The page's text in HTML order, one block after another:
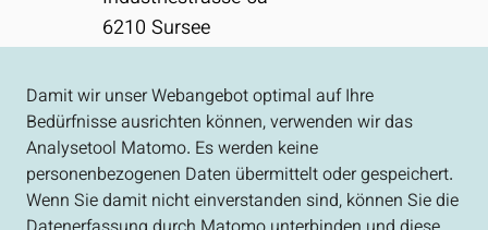
6210 Sursee
031 310 50 80
info[at]ecoptima.ch
Impressum
Damit wir unser Webangebot optimal auf Ihre
Bedürfnisse ausrichten können, verwenden wir das
Analysetool Matomo. Es werden keine
personenbezogenen Daten übermittelt oder gespeichert.
Wenn Sie damit nicht einverstanden sind, können Sie die